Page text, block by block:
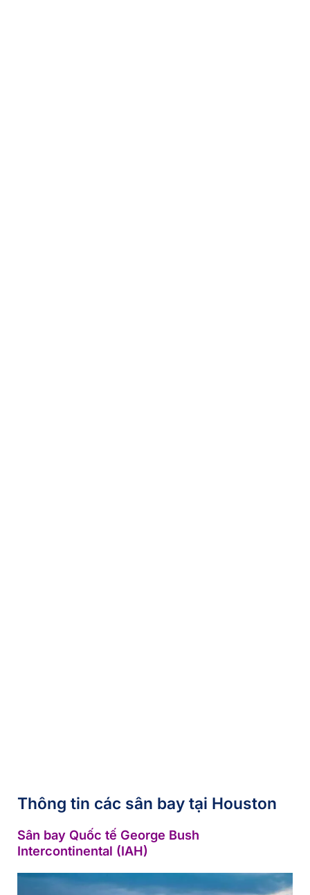
Thông tin các sân bay tại Houston
Sân bay Quốc tế George Bush
Intercontinental (IAH)